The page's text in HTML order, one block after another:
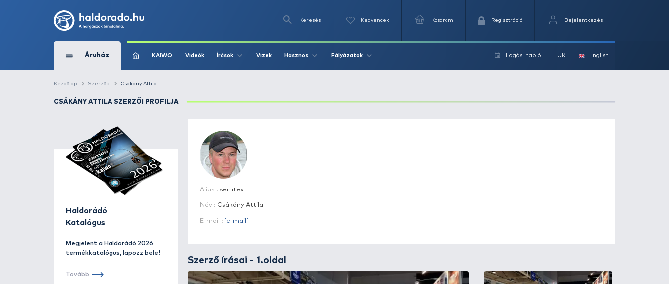
Kedvencek Kosaram
Áruház KAIWO Videók Írások Vizek Hasznos Pályázatok Fogási
Kezdőlap Szerzők Csákány Attila
CSÁKÁNY ATTILA SZERZŐI PROFILJA
Katalógus
Név : Csákány Attila
E-mail : [e-mail]